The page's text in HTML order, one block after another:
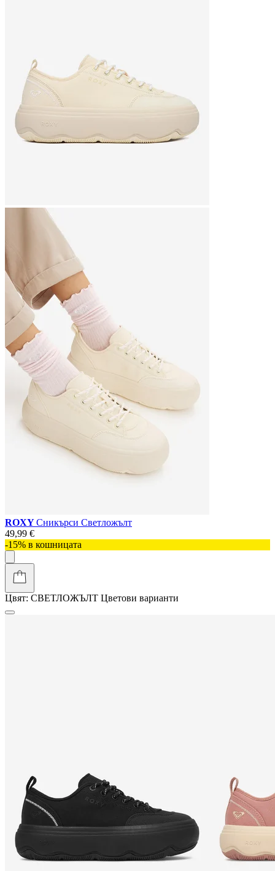
ROXYСникърси Светложълт
49,99 €
-15% в кошницата
Цвят: СВЕТЛОЖЪЛТ Цветови варианти